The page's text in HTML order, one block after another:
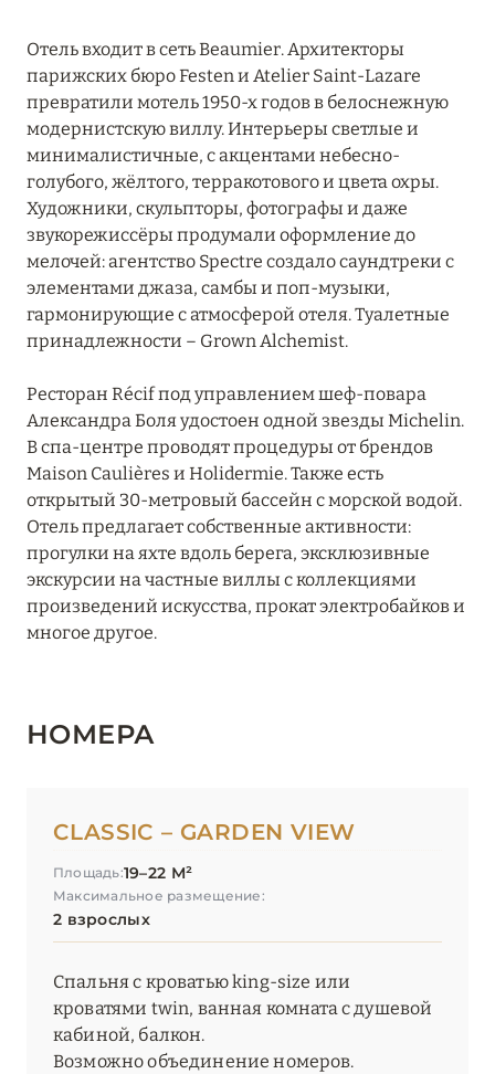
Hôtel Martinez
Hôtel Royal-Riviera
InterContinental Marseille – Hotel Dieu
La Pinède Plage
La Réserve Ramatuelle Hotel, Spa & Villas
La Tartane Saint-Tropez
Le Mas Candille
Les Roches Rouges
Lily of the Valley
Lou Pinet
Maison Albar – Le Victoria
Pan Deï Palais
Royal Antibes
Thalazur Bandol Île Rousse
О-ДЕ-ФРАНС
ОВЕРНЬ-РОНА-АЛЬПЫ
ОКСИТАНИЯ
Отель входит в сеть Beaumier. Архитекторы
парижских бюро Festen и Atelier Saint-Lazare
превратили мотель 1950-х годов в белоснежную
модернистскую виллу. Интерьеры светлые и
минималистичные, с акцентами небесно-
голубого, жёлтого, терракотового и цвета охры.
Художники, скульпторы, фотографы и даже
звукорежиссёры продумали оформление до
мелочей: агентство Spectre создало саундтреки с
элементами джаза, самбы и поп-музыки,
гармонирующие с атмосферой отеля. Туалетные
принадлежности – Grown Alchemist.
Ресторан Récif под управлением шеф-повара
Александра Боля удостоен одной звезды Michelin.
В спа-центре проводят процедуры от брендов
Maison Caulières и Holidermie. Также есть
открытый 30-метровый бассейн с морской водой.
Отель предлагает собственные активности:
прогулки на яхте вдоль берега, эксклюзивные
экскурсии на частные виллы с коллекциями
произведений искусства, прокат электробайков и
многое другое.
НОМЕРА
CLASSIC – GARDEN VIEW
Площадь:19–22 М²
Максимальное размещение:
2 взрослых
Спальня с кроватью king-size или
кроватями twin, ванная комната с душевой
кабиной, балкон.
Возможно объединение номеров.